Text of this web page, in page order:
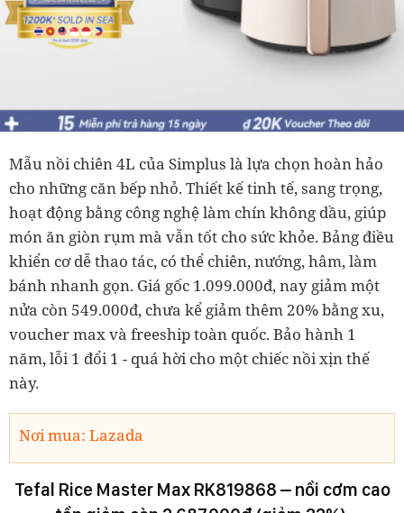
Mẫu nồi chiên 4L của Simplus là lựa chọn hoàn hảo
cho những căn bếp nhỏ. Thiết kế tinh tế, sang trọng,
hoạt động bằng công nghệ làm chín không dầu, giúp
món ăn giòn rụm mà vẫn tốt cho sức khỏe. Bảng điều
khiển cơ dễ thao tác, có thể chiên, nướng, hâm, làm
bánh nhanh gọn. Giá gốc 1.099.000đ, nay giảm một
nửa còn 549.000đ, chưa kể giảm thêm 20% bằng xu,
voucher maxvà freeship toàn quốc. Bảo hành 1
năm, lỗi 1 đổi 1 - quá hời cho một chiếc nồi xịn thế
này.
Nơi mua: Lazada
Tefal Rice Master Max RK819868 – nồi cơm cao